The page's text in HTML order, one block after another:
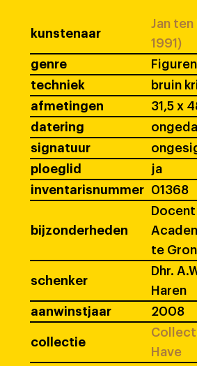
kunstenaar
Jan ten
1991)
genre
Figuren
techniek
bruin
afmetingen
31,5 x
datering
signatuur
ploeglid
ja
inventarisnummer
01368
bijzonderheden
te
schenker
Dhr.
Haren
aanwinstjaar
2008
collectie
Have